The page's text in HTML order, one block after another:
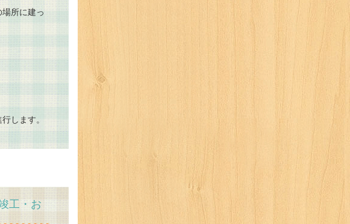
所に建っ
します。
工・お